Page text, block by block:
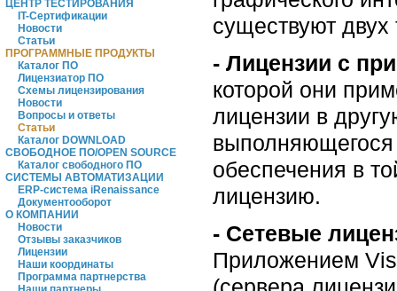
ЦЕНТР ТЕСТИРОВАНИЯ
IT-Сертификации
Новости
Статьи
ПРОГРАММНЫЕ ПРОДУКТЫ
Каталог ПО
Лицензиатор ПО
Схемы лицензирования
Новости
Вопросы и ответы
Статьи
Каталог DOWNLOAD
СВОБОДНОЕ ПО/OPEN SOURCE
Каталог свободного ПО
СИСТЕМЫ АВТОМАТИЗАЦИИ
ERP-система iRenaissance
Документооборот
О КОМПАНИИ
Новости
Отзывы заказчиков
Лицензии
Наши координаты
Программа партнерства
существуют двух
- Лицензии с
которой они
лицензии в
выполняющегося
обеспечения в
лицензию.
- Сетевые
Приложением